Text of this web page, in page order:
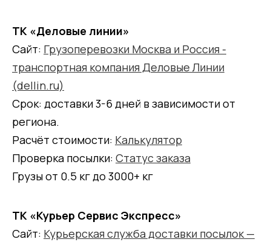
ТК «Деловые линии»
Сайт: Грузоперевозки Москва и Россия -
транспортная компания Деловые Линии
(dellin.ru)
Срок: доставки 3-6 дней в зависимости от
региона.
Расчёт стоимости: Калькулятор
Проверка посылки: Статус заказа
Грузы от 0.5 кг до 3000+ кг
ТК «Курьер Сервис Экспресс»
Сайт: Курьерская служба доставки посылок —